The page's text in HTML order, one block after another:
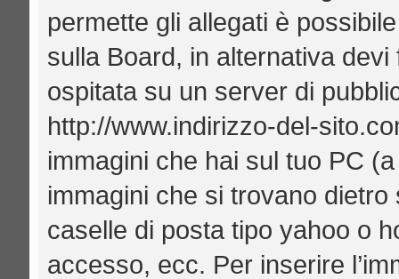
permette gli allegati è
sulla Board, in alternativa devi
ospitata su un server di
http://www.indirizzo-del-
immagini che hai sul tuo PC
immagini che si trovano
caselle di posta tipo yahoo o
accesso, ecc. Per inserire